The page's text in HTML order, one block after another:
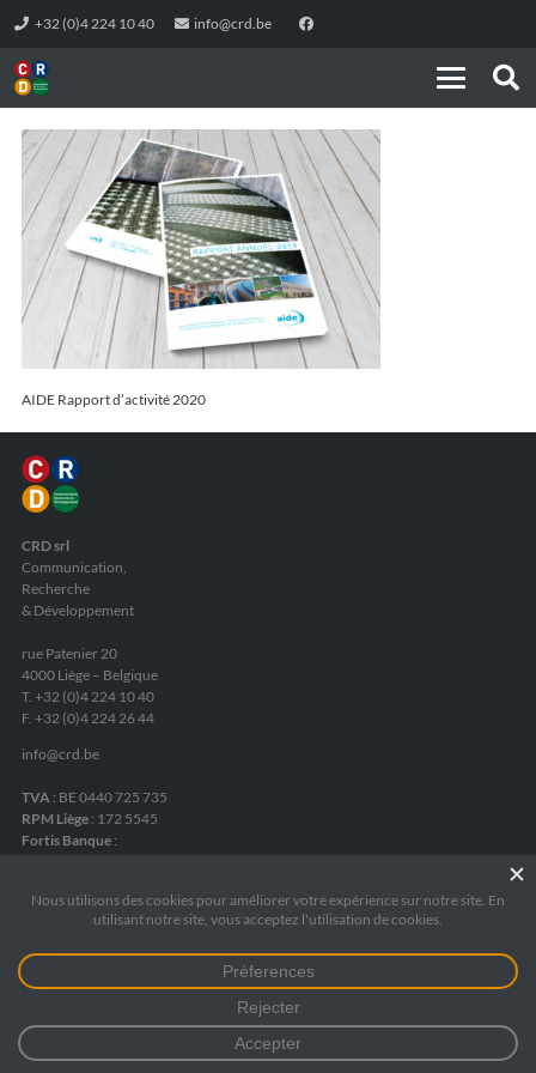
+32 (0)4 224 10 40 info@crd.be
AIDE Rapport d’activité 2020
CRD srl
Communication,
Recherche
& Développement
rue Patenier 20
4000 Liège – Belgique
T. +32 (0)4 224 10 40
F. +32 (0)4 224 26 44
info@crd.be
TVA : BE 0440 725 735
RPM Liège : 172 5545
Fortis Banque :